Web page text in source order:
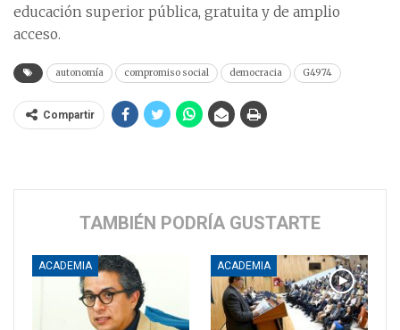
educación superior pública, gratuita y de amplio
acceso.
autonomía compromiso social democracia G4974
Compartir
TAMBIÉN PODRÍA GUSTARTE
ACADEMIA ACADEMIA